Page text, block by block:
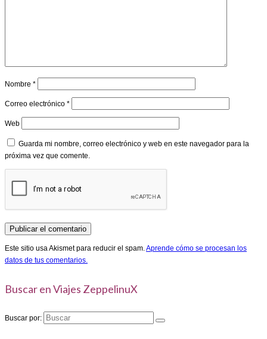
Nombre *
Correo electrónico *
Web
Guarda mi nombre, correo electrónico y web en este navegador para la
próxima vez que comente.
Este sitio usa Akismet para reducir el spam. Aprende cómo se procesan los
datos de tus comentarios.
Buscar en Viajes ZeppelinuX
Buscar por: